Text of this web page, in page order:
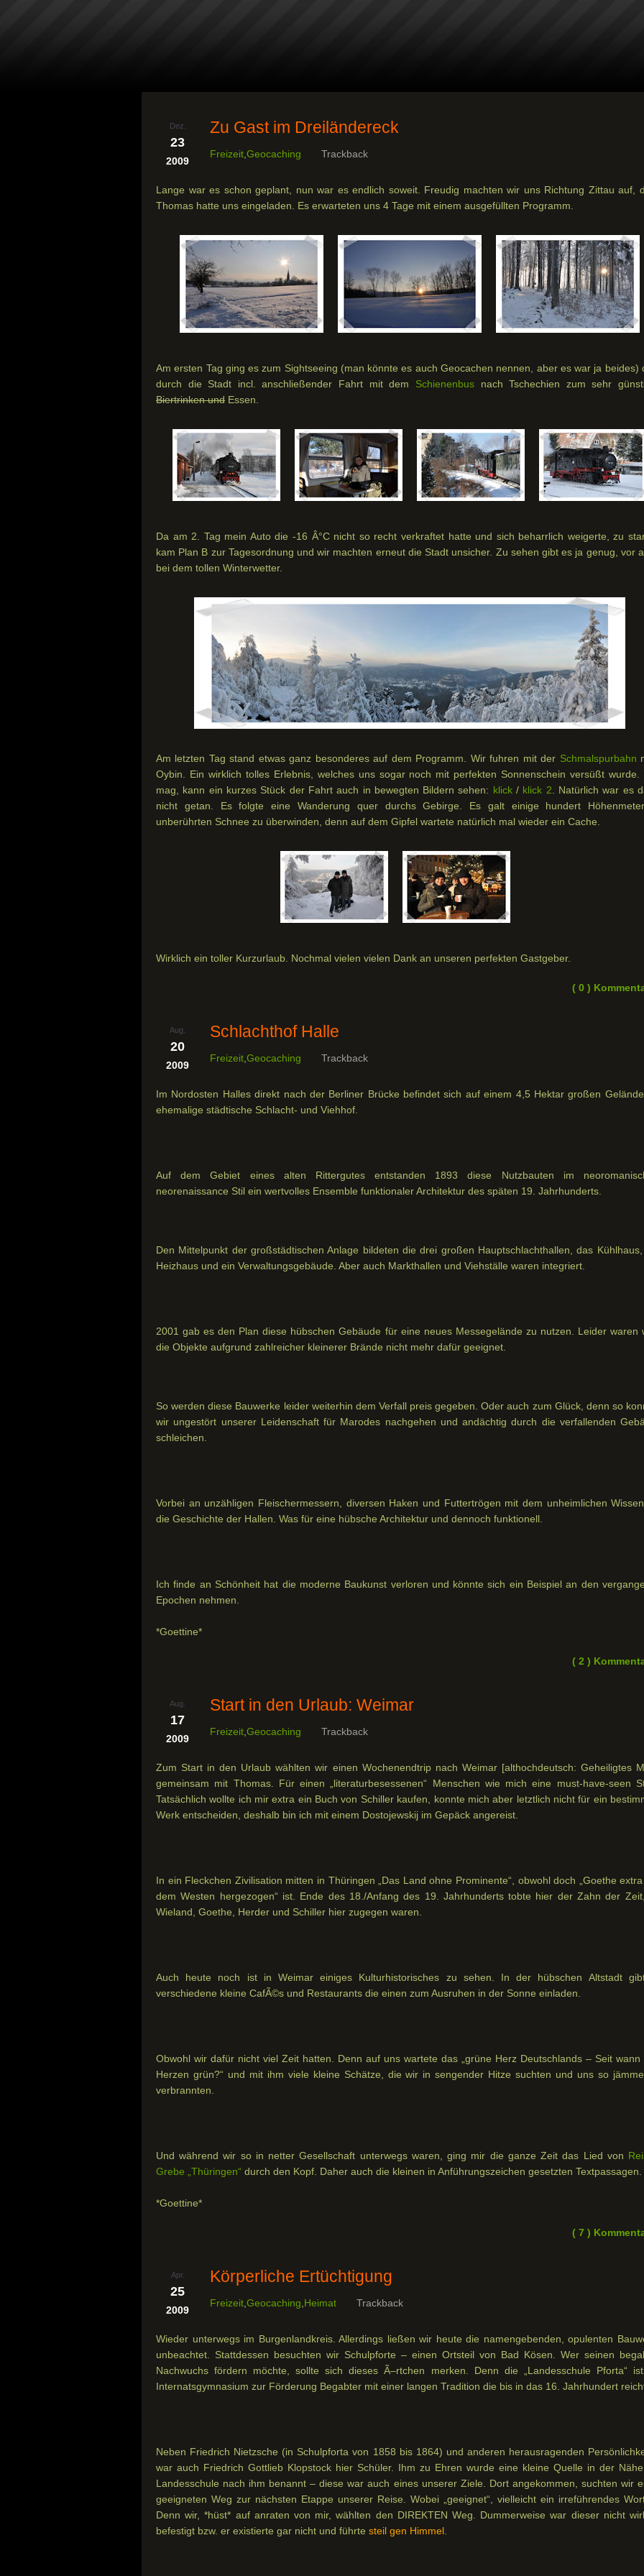
Dez.
23
2009
Zu Gast im Dreiländereck
Freizeit,Geocaching Trackback
Lange war es schon geplant, nun war es endlich soweit. Freudig machten wir uns Richtung Zittau auf,
Thomas hatte uns eingeladen. Es erwarteten uns 4 Tage mit einem ausgefüllten Programm.
Am ersten Tag ging es zum Sightseeing (man könnte es auch Geocachen nennen, aber es war ja beides)
durch die Stadt incl. anschließender Fahrt mit dem Schienenbusnach Tschechien zum sehr
Biertrinken und Essen.
Da am 2. Tag mein Auto die -16 Â°C nicht so recht verkraftet hatte und sich beharrlich weigerte, zu
kam Plan B zur Tagesordnung und wir machten erneut die Stadt unsicher. Zu sehen gibt es ja genug, vor
bei dem tollen Winterwetter.
Am letzten Tag stand etwas ganz besonderes auf dem Programm. Wir fuhren mit der Schmalspurbahn
Oybin. Ein wirklich tolles Erlebnis, welches uns sogar noch mit perfekten Sonnenschein versüßt wurde.
mag, kann ein kurzes Stück der Fahrt auch in bewegten Bildern sehen: klick/ klick 2 . Natürlich war es
nicht getan. Es folgte eine Wanderung quer durchs Gebirge. Es galt einige hundert
unberührten Schnee zu überwinden, denn auf dem Gipfel wartete natürlich mal wieder ein Cache.
Wirklich ein toller Kurzurlaub. Nochmal vielen vielen Dank an unseren perfekten Gastgeber.
( 0 )
Aug.
20
2009
Schlachthof Halle
Freizeit,Geocaching Trackback
Im Nordosten Halles direkt nach der Berliner Brücke befindet sich auf einem 4,5 Hektar großen
ehemalige städtische Schlacht- und Viehhof.
Auf dem Gebiet eines alten Rittergutes entstanden 1893 diese Nutzbauten im
neorenaissance Stil ein wertvolles Ensemble funktionaler Architektur des späten 19. Jahrhunderts.
Den Mittelpunkt der großstädtischen Anlage bildeten die drei großen Hauptschlachthallen, das
Heizhaus und ein Verwaltungsgebäude. Aber auch Markthallen und Viehställe waren integriert.
2001 gab es den Plan diese hübschen Gebäude für eine neues Messegelände zu nutzen. Leider waren
die Objekte aufgrund zahlreicher kleinerer Brände nicht mehr dafür geeignet.
So werden diese Bauwerke leider weiterhin dem Verfall preis gegeben. Oder auch zum Glück, denn so
wir ungestört unserer Leidenschaft für Marodes nachgehen und andächtig durch die verfallenden
schleichen.
Vorbei an unzähligen Fleischermessern, diversen Haken und Futtertrögen mit dem unheimlichen
die Geschichte der Hallen. Was für eine hübsche Architektur und dennoch funktionell.
Ich finde an Schönheit hat die moderne Baukunst verloren und könnte sich ein Beispiel an den
Epochen nehmen.
*Goettine*
( 2 )
Aug.
17
2009
Start in den Urlaub: Weimar
Freizeit,Geocaching Trackback
Zum Start in den Urlaub wählten wir einen Wochenendtrip nach Weimar [althochdeutsch: Geheiligtes
gemeinsam mit Thomas. Für einen „literaturbesessenen“ Menschen wie mich eine must-have-seen
Tatsächlich wollte ich mir extra ein Buch von Schiller kaufen, konnte mich aber letztlich nicht für ein
Werk entscheiden, deshalb bin ich mit einem Dostojewskij im Gepäck angereist.
In ein Fleckchen Zivilisation mitten in Thüringen „Das Land ohne Prominente“, obwohl doch „Goethe
dem Westen hergezogen“ ist. Ende des 18./Anfang des 19. Jahrhunderts tobte hier der Zahn der
Wieland, Goethe, Herder und Schiller hier zugegen waren.
Auch heute noch ist in Weimar einiges Kulturhistorisches zu sehen. In der hübschen Altstadt
verschiedene kleine CafÃ©s und Restaurants die einen zum Ausruhen in der Sonne einladen.
Obwohl wir dafür nicht viel Zeit hatten. Denn auf uns wartete das „grüne Herz Deutschlands – Seit wann
Herzen grün?“ und mit ihm viele kleine Schätze, die wir in sengender Hitze suchten und uns so
verbrannten.
Und während wir so in netter Gesellschaft unterwegs waren, ging mir die ganze Zeit das Lied von
Grebe „Thüringen“ durch den Kopf. Daher auch die kleinen in Anführungszeichen gesetzten Textpassagen.
*Goettine*
( 7 )
Apr.
25
2009
Körperliche Ertüchtigung
Freizeit,Geocaching,Heimat Trackback
Wieder unterwegs im Burgenlandkreis. Allerdings ließen wir heute die namengebenden, opulenten
unbeachtet. Stattdessen besuchten wir Schulpforte – einen Ortsteil von Bad Kösen. Wer seinen
Nachwuchs fördern möchte, sollte sich dieses Ã–rtchen merken. Denn die „Landesschule Pforta“
Internatsgymnasium zur Förderung Begabter mit einer langen Tradition die bis in das 16. Jahrhundert
Neben Friedrich Nietzsche (in Schulpforta von 1858 bis 1864) und anderen herausragenden
war auch Friedrich Gottlieb Klopstock hier Schüler. Ihm zu Ehren wurde eine kleine Quelle in der
Landesschule nach ihm benannt – diese war auch eines unserer Ziele. Dort angekommen, suchten wir
geeigneten Weg zur nächsten Etappe unserer Reise. Wobei „geeignet“, vielleicht ein irreführendes
Denn wir, *hüst* auf anraten von mir, wählten den DIREKTEN Weg. Dummerweise war dieser nicht
befestigt bzw. er existierte gar nicht und führte steil gen Himmel